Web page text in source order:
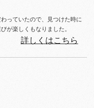
っていたので、見つけた時に
が楽しくもなりました。
詳しくはこちら